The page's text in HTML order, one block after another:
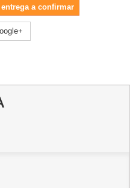
a confirmar